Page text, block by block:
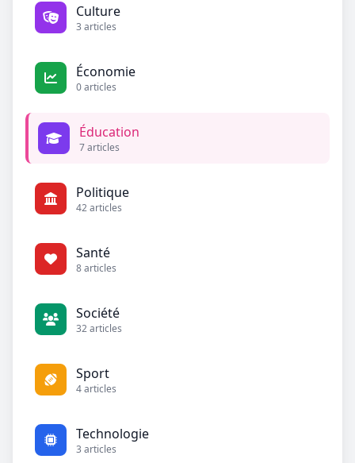
Culture
3 articles
Économie
0 articles
Éducation
7 articles
Politique
42 articles
Santé
8 articles
Société
32 articles
Sport
4 articles
Technologie
3 articles